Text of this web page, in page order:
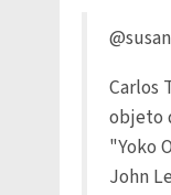
Carlos
objeto
"Yoko
John